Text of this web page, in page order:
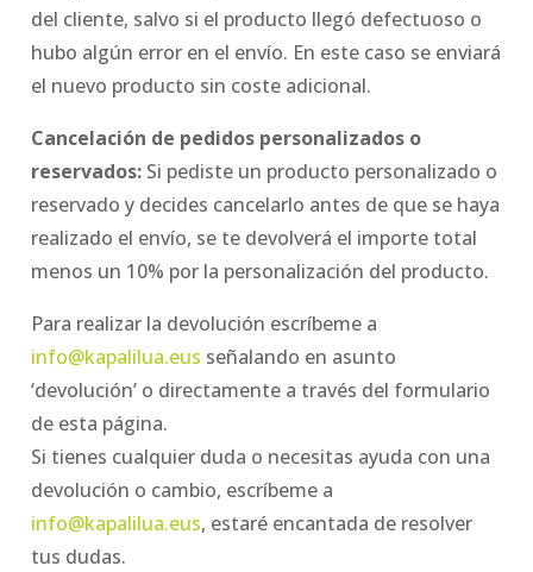
del cliente, salvo si el producto llegó defectuoso o
hubo algún error en el envío. En este caso se enviará
el nuevo producto sin coste adicional.
Cancelación de pedidos personalizados o
reservados: Si pediste un producto personalizado o
reservado y decides cancelarlo antes de que se haya
realizado el envío, se te devolverá el importe total
menos un 10% por la personalización del producto.
Para realizar la devolución escríbeme a
info@kapalilua.eus señalando en asunto
‘devolución’ o directamente a través del formulario
de esta página.
Si tienes cualquier duda o necesitas ayuda con una
devolución o cambio, escríbeme a
info@kapalilua.eus, estaré encantada de resolver
tus dudas.